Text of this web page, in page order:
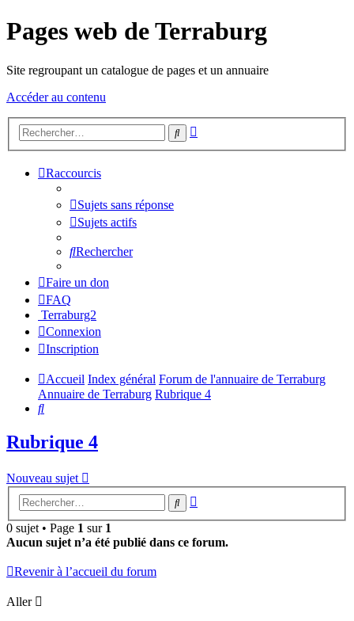
Pages web de Terraburg
Site regroupant un catalogue de pages et un annuaire
Accéder au contenu
Rechercher
Raccourcis
Sujets sans réponse
Sujets actifs
Rechercher
Faire un don
FAQ
Terraburg2
Connexion
Inscription
Accueil Index général Forum de l'annuaire de Terraburg
Annuaire de Terraburg Rubrique 4
Rechercher
Rubrique 4
Nouveau sujet
Rechercher
0 sujet • Page 1 sur 1
Aucun sujet n’a été publié dans ce forum.
Revenir à l’accueil du forum
Aller